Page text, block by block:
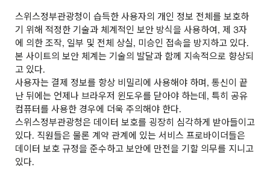
스위스정부관광청이 습득한 사용자의 개인 정보 전체를 보호하
기 위해 적정한 기술과 체계적인 보안 방식을 사용하여, 제 3자
에 의한 조작, 일부 및 전체 상실, 미승인 접속을 방지하고 있다.
본 사이트의 보안 체계는 기술의 발달과 함께 지속적으로 향상되
고 있다.
사용자는 결제 정보를 항상 비밀리에 사용해야 하며, 통신이 끝
난 뒤에는 언제나 브라우저 윈도우를 닫아야 하는데, 특히 공유
컴퓨터를 사용한 경우에 더욱 주의해야 한다.
스위스정부관광청은 데이터 보호를 굉장히 심각하게 받아들이고
있다. 직원들은 물론 계약 관계에 있는 서비스 프로바이더들은
데이터 보호 규정을 준수하고 보안에 만전을 기할 의무를 지니고
있다.